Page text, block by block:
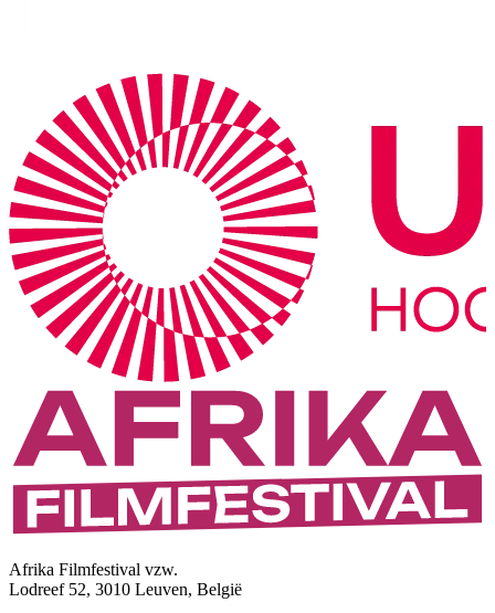
Afrika Filmfestival vzw.
Lodreef 52, 3010 Leuven, België